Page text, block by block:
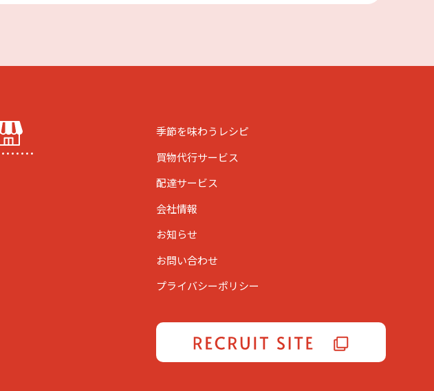
季節を味わうレシピ
買物代行サービス
配達サービス
会社情報
お知らせ
お問い合わせ
プライバシーポリシー